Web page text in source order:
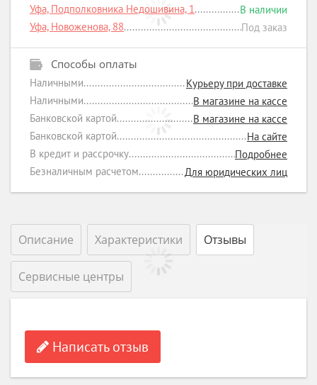
Уфа, Подполковника Недошивина, 1
В наличии
Уфа, Новоженова, 88
Под заказ
Способы оплаты
Наличными
Курьеру при доставке
Наличными
В магазине на кассе
Банковской картой
В магазине на кассе
Банковской картой
На сайте
В кредит и рассрочку
Подробнее
Безналичным расчетом
Для юридических лиц
Описание Характеристики Отзывы
Сервисные центры
Написать отзыв